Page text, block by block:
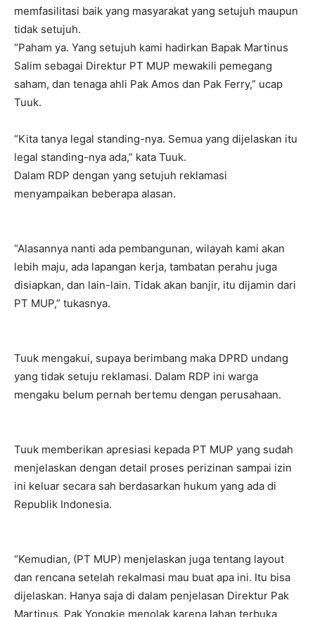
memfasilitasi baik yang masyarakat yang setujuh maupun
tidak setujuh.
“Paham ya. Yang setujuh kami hadirkan Bapak Martinus
Salim sebagai Direktur PT MUP mewakili pemegang
saham, dan tenaga ahli Pak Amos dan Pak Ferry,” ucap
Tuuk.
“Kita tanya legal standing-nya. Semua yang dijelaskan itu
legal standing-nya ada,” kata Tuuk.
Dalam RDP dengan yang setujuh reklamasi
menyampaikan beberapa alasan.
“Alasannya nanti ada pembangunan, wilayah kami akan
lebih maju, ada lapangan kerja, tambatan perahu juga
disiapkan, dan lain-lain. Tidak akan banjir, itu dijamin dari
PT MUP,” tukasnya.
Tuuk mengakui, supaya berimbang maka DPRD undang
yang tidak setuju reklamasi. Dalam RDP ini warga
mengaku belum pernah bertemu dengan perusahaan.
Tuuk memberikan apresiasi kepada PT MUP yang sudah
menjelaskan dengan detail proses perizinan sampai izin
ini keluar secara sah berdasarkan hukum yang ada di
Republik Indonesia.
“Kemudian, (PT MUP) menjelaskan juga tentang layout
dan rencana setelah rekalmasi mau buat apa ini. Itu bisa
dijelaskan. Hanya saja di dalam penjelasan Direktur Pak
Martinus, Pak Yongkie menolak karena lahan terbuka